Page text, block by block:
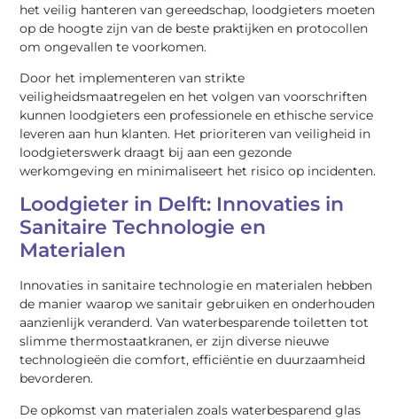
het veilig hanteren van gereedschap, loodgieters moeten
op de hoogte zijn van de beste praktijken en protocollen
om ongevallen te voorkomen.
Door het implementeren van strikte
veiligheidsmaatregelen en het volgen van voorschriften
kunnen loodgieters een professionele en ethische service
leveren aan hun klanten. Het prioriteren van veiligheid in
loodgieterswerk draagt bij aan een gezonde
werkomgeving en minimaliseert het risico op incidenten.
Loodgieter in Delft: Innovaties in
Sanitaire Technologie en
Materialen
Innovaties in sanitaire technologie en materialen hebben
de manier waarop we sanitair gebruiken en onderhouden
aanzienlijk veranderd. Van waterbesparende toiletten tot
slimme thermostaatkranen, er zijn diverse nieuwe
technologieën die comfort, efficiëntie en duurzaamheid
bevorderen.
De opkomst van materialen zoals waterbesparend glas